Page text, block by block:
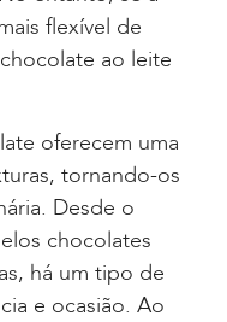
flexível de
ao leite
oferecem uma
tornando-os
Desde o
chocolates
há um tipo de
e ocasião. Ao